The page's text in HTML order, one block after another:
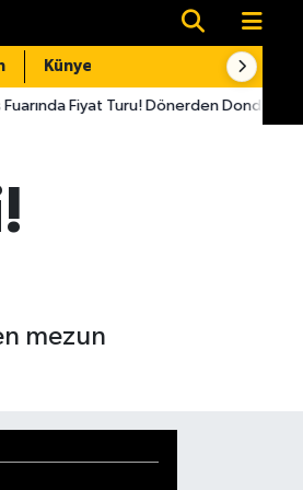
Künye
Dönerden Dondurmaya Her Şeyi Sorduk
mezun